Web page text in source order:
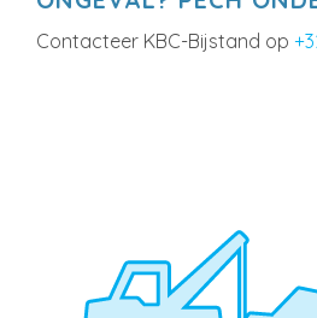
Contacteer KBC-Bijstand op